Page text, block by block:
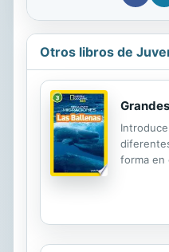
Otros libros de
forma en